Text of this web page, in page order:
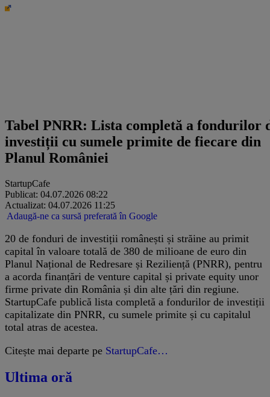
Tabel PNRR: Lista completă a fondurilor
investiții cu sumele primite de fiecare din
Planul României
StartupCafe
Publicat: 04.07.2026 08:22
Actualizat: 04.07.2026 11:25
Adaugă-ne ca sursă preferată în Google
20 de fonduri de investiții românești și străine au primit
capital în valoare totală de 380 de milioane de euro din
Planul Național de Redresare și Reziliență (PNRR), pentru
a acorda finanțări de venture capital și private equity unor
firme private din România și din alte țări din regiune.
StartupCafe publică lista completă a fondurilor de investiții
capitalizate din PNRR, cu sumele primite și cu capitalul
total atras de acestea.
Citește mai departe pe StartupCafe…
Ultima oră